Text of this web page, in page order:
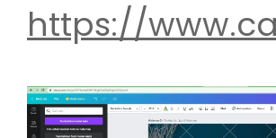
https://